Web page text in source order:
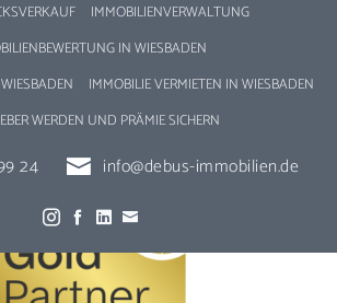
IMMOBILIENVERWALTUNG
IN WIESBADEN
IMMOBILIE VERMIETEN IN WIESBADEN
WERDEN UND PRÄMIE SICHERN
24 info@debus-immobilien.de